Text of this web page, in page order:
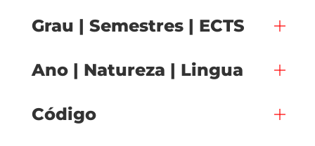
Grau | Semestres | ECTS
Ano | Natureza | Lingua
Código